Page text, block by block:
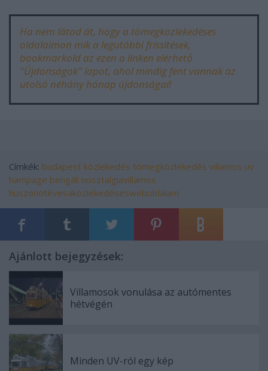
Ha nem látod át, hogy a tömegközlekedéses
oldalaimon mik a legutóbbi frissítések,
bookmarkold az ezen a linken elérhető
"Újdonságok" lapot, ahol mindig fent vannak az
utolsó néhány hónap újdonságai!
Címkék: budapest közlekedés tömegközlekedés villamos uv
hampage bengáli nosztalgiavillamos
huszonötévesaközlekedésesweboldalam
Ajánlott bejegyzések:
Villamosok vonulása az autómentes
hétvégén
Minden UV-ról egy kép